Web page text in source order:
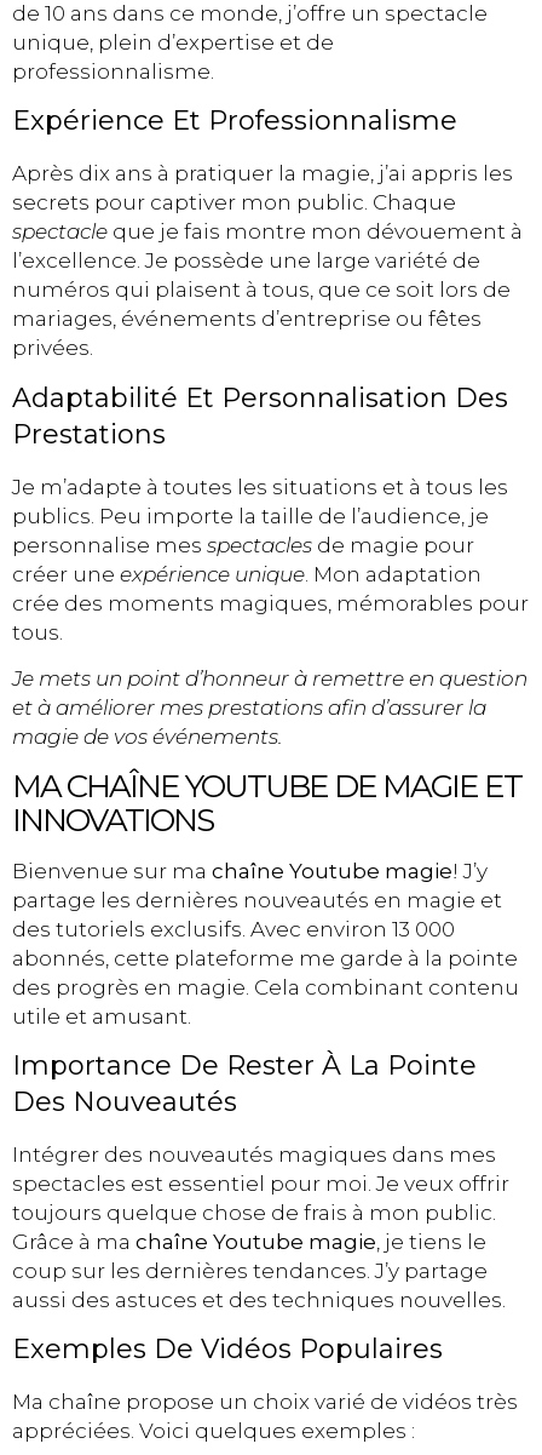
de 10 ans dans ce monde, j’offre un spectacle
unique, plein d’expertise et de
professionnalisme.
Expérience Et Professionnalisme
Après dix ans à pratiquer la magie, j’ai appris les
secrets pour captiver mon public. Chaque
spectacle que je fais montre mon dévouement à
l’excellence. Je possède une large variété de
numéros qui plaisent à tous, que ce soit lors de
mariages, événements d’entreprise ou fêtes
privées.
Adaptabilité Et Personnalisation Des
Prestations
Je m’adapte à toutes les situations et à tous les
publics. Peu importe la taille de l’audience, je
personnalise mes spectacles de magie pour
créer une expérience unique . Mon adaptation
crée des moments magiques, mémorables pour
tous.
Je mets un point d’honneur à remettre en question
et à améliorer mes prestations afin d’assurer la
magie de vos événements.
MA CHAÎNE YOUTUBE DE MAGIE ET
INNOVATIONS
Bienvenue sur ma chaîne Youtube magie! J’y
partage les dernières nouveautés en magie et
des tutoriels exclusifs. Avec environ 13 000
abonnés, cette plateforme me garde à la pointe
des progrès en magie. Cela combinant contenu
utile et amusant.
Importance De Rester À La Pointe
Des Nouveautés
Intégrer des nouveautés magiques dans mes
spectacles est essentiel pour moi. Je veux offrir
toujours quelque chose de frais à mon public.
Grâce à ma chaîne Youtube magie, je tiens le
coup sur les dernières tendances. J’y partage
aussi des astuces et des techniques nouvelles.
Exemples De Vidéos Populaires
Ma chaîne propose un choix varié de vidéos très
appréciées. Voici quelques exemples :